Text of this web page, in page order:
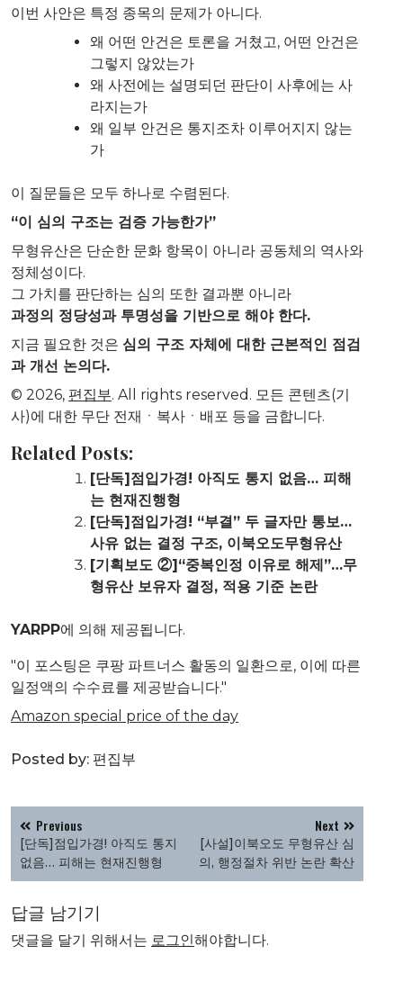
이번 사안은 특정 종목의 문제가 아니다.
왜 어떤 안건은 토론을 거쳤고, 어떤 안건은
그렇지 않았는가
왜 사전에는 설명되던 판단이 사후에는 사
라지는가
왜 일부 안건은 통지조차 이루어지지 않는
가
이 질문들은 모두 하나로 수렴된다.
“이 심의 구조는 검증 가능한가”
무형유산은 단순한 문화 항목이 아니라 공동체의 역사와
정체성이다.
그 가치를 판단하는 심의 또한 결과뿐 아니라
과정의 정당성과 투명성을 기반으로 해야 한다.
지금 필요한 것은 심의 구조 자체에 대한 근본적인 점검
과 개선 논의다.
© 2026, 편집부. All rights reserved. 모든 콘텐츠(기
사)에 대한 무단 전재ㆍ복사ㆍ배포 등을 금합니다.
Related Posts:
[단독]점입가경! 아직도 통지 없음… 피해
는 현재진행형
[단독]점입가경! “부결” 두 글자만 통보…
사유 없는 결정 구조, 이북오도무형유산
[기획보도 ②]“중복인정 이유로 해제”…무
형유산 보유자 결정, 적용 기준 논란
YARPP에 의해 제공됩니다.
"이 포스팅은 쿠팡 파트너스 활동의 일환으로, 이에 따른
일정액의 수수료를 제공받습니다."
Amazon special price of the day
Posted by: 편집부
글
탐
색
Previous
[단독]점입가경! 아직도 통지
없음… 피해는 현재진행형
Next
[사설]이북오도 무형유산 심
의, 행정절차 위반 논란 확산
답글 남기기
댓글을 달기 위해서는 로그인해야합니다.